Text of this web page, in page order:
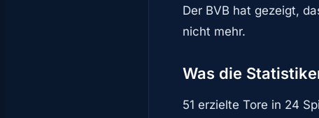
Der BVB hat gezeigt,
nicht mehr.
Was die
51 erzielte Tore in 24